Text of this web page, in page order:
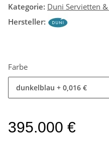
Kategorie: Duni Servietten
Hersteller:
Farbe
dunkelblau + 0,016 €
395.000 €